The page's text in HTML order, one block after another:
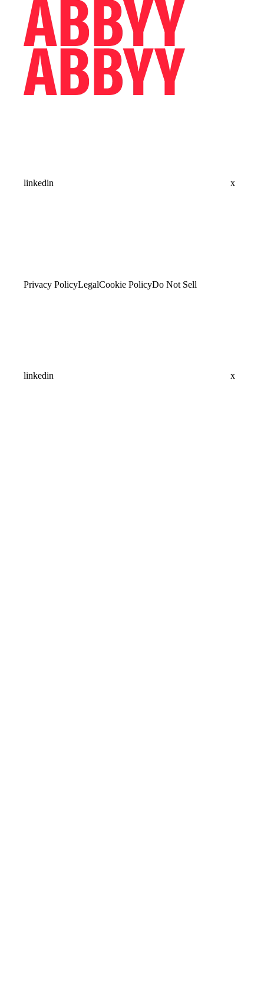
linkedin x
Privacy PolicyLegalCookie PolicyDo Not Sell
linkedin x